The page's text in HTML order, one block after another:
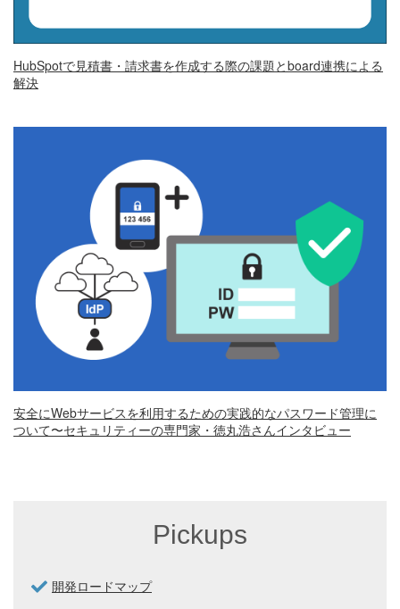
HubSpotで見積書・請求書を作成する際の課題とboard連携による
解決
安全にWebサービスを利用するための実践的なパスワード管理に
ついて〜セキュリティーの専門家・徳丸浩さんインタビュー
Pickups
開発ロードマップ